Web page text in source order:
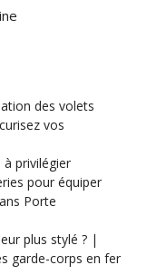
des volets
vos
privilégier
pour équiper
Porte
plus stylé ? |
garde-corps en fer